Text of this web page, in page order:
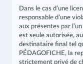
Dans le cas d’une
responsable d’une
aux présentes par
est seule autorisée,
destinataire final tel
PÉDAGOFICHE, la
strictement privé de